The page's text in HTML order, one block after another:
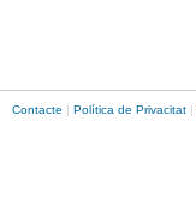
Contacte | Política de Privacitat |